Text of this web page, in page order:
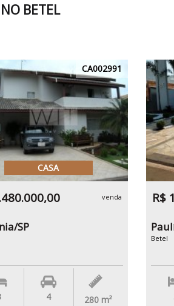
BETEL
CA002991
CASA
venda
SP
4 280 m²
R$
Betel